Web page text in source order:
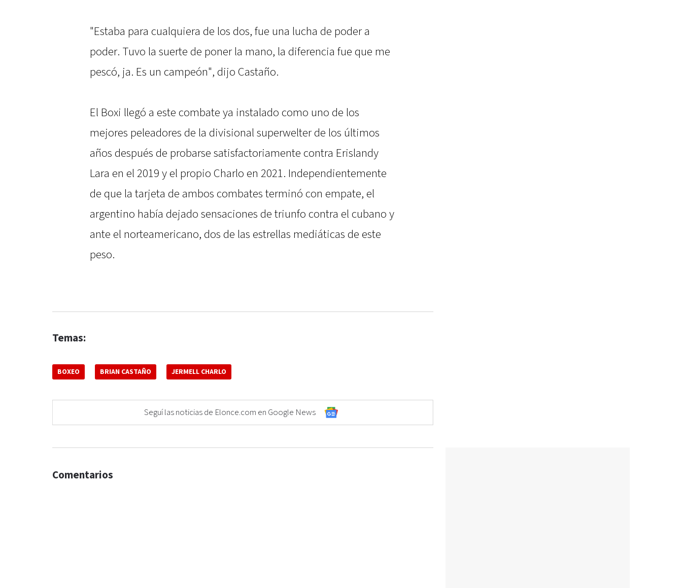
"Estaba para cualquiera de los dos, fue una lucha de poder a
poder. Tuvo la suerte de poner la mano, la diferencia fue que me
pescó, ja. Es un campeón", dijo Castaño.
El Boxi llegó a este combate ya instalado como uno de los
mejores peleadores de la divisional superwelter de los últimos
años después de probarse satisfactoriamente contra Erislandy
Lara en el 2019 y el propio Charlo en 2021. Independientemente
de que la tarjeta de ambos combates terminó con empate, el
argentino había dejado sensaciones de triunfo contra el cubano y
ante el norteamericano, dos de las estrellas mediáticas de este
peso.
Temas:
BOXEO BRIAN CASTAÑO JERMELL CHARLO
Seguí las noticias de Elonce.com en Google News
Comentarios